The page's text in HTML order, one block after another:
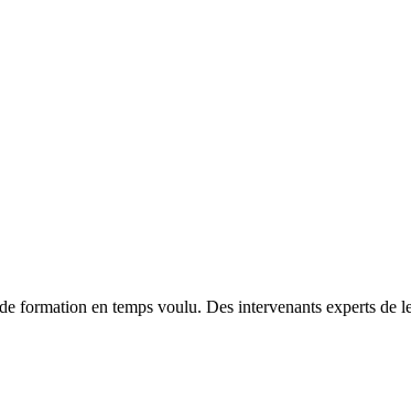
formation en temps voulu. Des intervenants experts de